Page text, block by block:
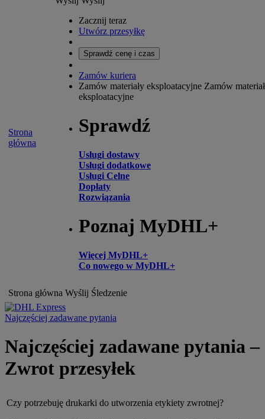
Strona
główna
Zacznij teraz
Utwórz przesyłkę
Sprawdź cenę i czas
Zamów kuriera
Zamów materiały eksploatacyjne Zamów
eksploatacyjne
Sprawdź
Usługi dostawy
Usługi dodatkowe
Usługi Celne
Dopłaty
Rozwiązania
Poznaj MyDHL+
Więcej MyDHL+
Co nowego w MyDHL+
Strona główna Wyślij Śledzenie
Najczęściej zadawane pytania
Najczęściej zadawane pytania –
Zwrot przesyłek
Czy potrzebuję drukarki do utworzenia etykiety zwrotnej?